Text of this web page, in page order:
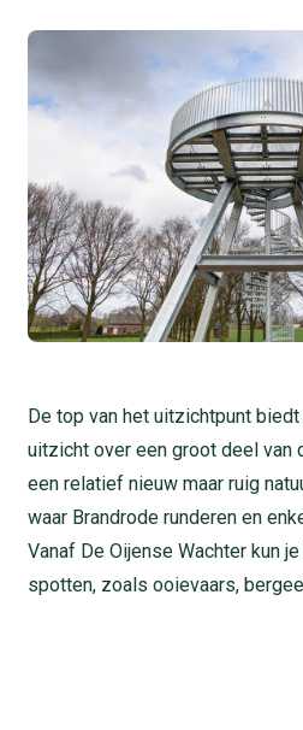
De top van het uitzichtpunt
uitzicht over een groot deel van
een relatief nieuw maar ruig
waar Brandrode runderen en
Vanaf De Oijense Wachter kun
spotten, zoals ooievaars,